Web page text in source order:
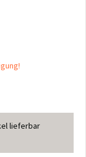
lieferbar